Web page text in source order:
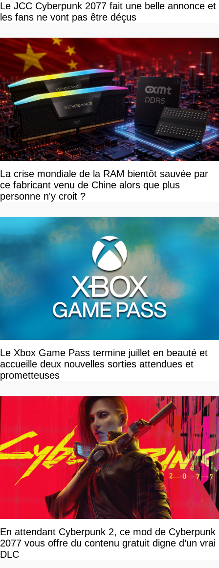
Le JCC Cyberpunk 2077 fait une belle annonce et
les fans ne vont pas être déçus
La crise mondiale de la RAM bientôt sauvée par
ce fabricant venu de Chine alors que plus
personne n'y croit ?
Le Xbox Game Pass termine juillet en beauté et
accueille deux nouvelles sorties attendues et
prometteuses
En attendant Cyberpunk 2, ce mod de Cyberpunk
2077 vous offre du contenu gratuit digne d’un vrai
DLC